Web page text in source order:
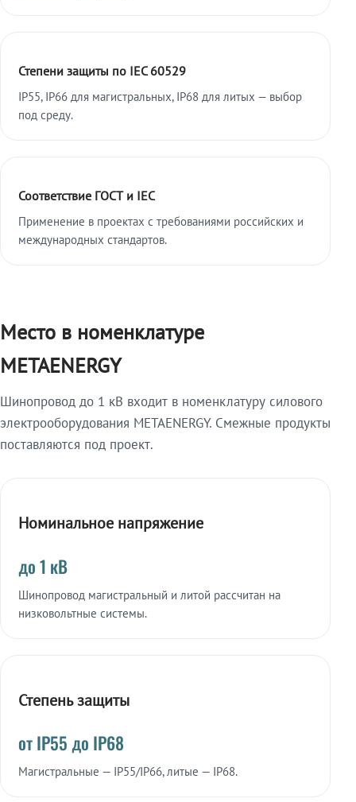
Степени защиты по IEC 60529
IP55, IP66 для магистральных, IP68 для литых — выбор
под среду.
Соответствие ГОСТ и IEC
Применение в проектах с требованиями российских и
международных стандартов.
Место в номенклатуре
METAENERGY
Шинопровод до 1 кВ входит в номенклатуру силового
электрооборудования METAENERGY. Смежные продукты
поставляются под проект.
Номинальное напряжение
до 1 кВ
Шинопровод магистральный и литой рассчитан на
низковольтные системы.
Степень защиты
от IP55 до IP68
Магистральные — IP55/IP66, литые — IP68.